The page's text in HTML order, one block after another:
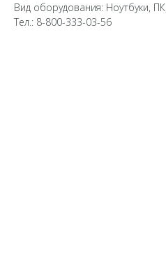
Вид оборудования: Ноутбуки,
Тел.: 8-800-333-03-56